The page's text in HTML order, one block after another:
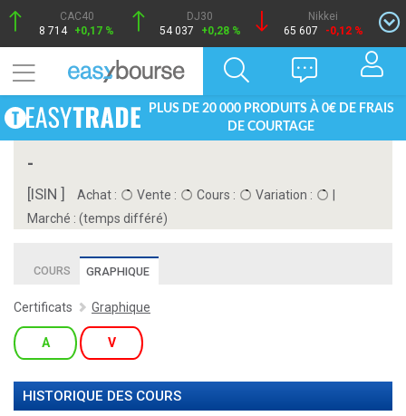
CAC40
8 714 +0,17 %
DJ30
54 037
+0,28 %
Nikkei
65 607
-0,12 %
PLUS DE 20 000 PRODUITS À 0€ DE FRAIS
DE COURTAGE
-
[ISIN ] Achat : Vente : Cours : Variation :
Marché : (temps différé)
COURS GRAPHIQUE
Certificats Graphique
A V
HISTORIQUE DES COURS